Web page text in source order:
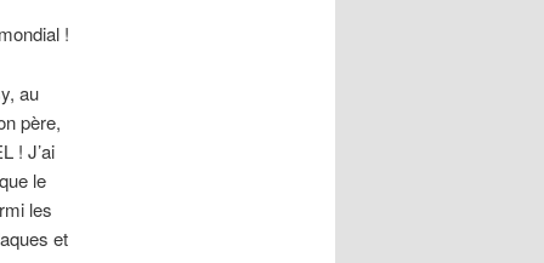
!
au
père,
! J’ai
le
les
et